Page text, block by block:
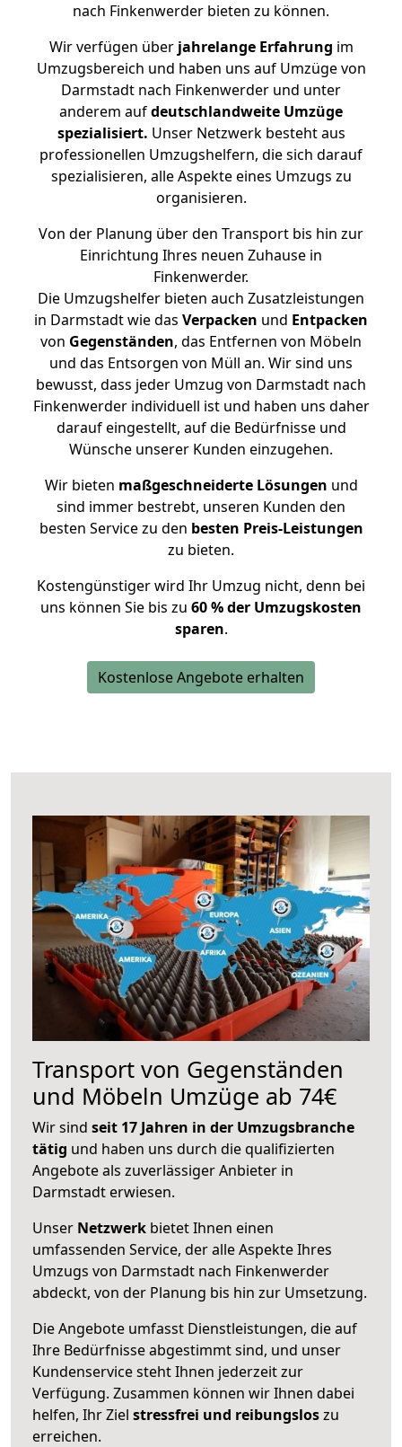
nach Finkenwerder bieten zu können.
Wir verfügen überjahrelange Erfahrung im
Umzugsbereich und haben uns auf Umzüge von
Darmstadt nach Finkenwerder und unter
anderem aufdeutschlandweite Umzüge
spezialisiert. Unser Netzwerk besteht aus
professionellen Umzugshelfern, die sich darauf
spezialisieren, alle Aspekte eines Umzugs zu
organisieren.
Von der Planung über den Transport bis hin zur
Einrichtung Ihres neuen Zuhause in
Finkenwerder.
Die Umzugshelfer bieten auch Zusatzleistungen
in Darmstadt wie das Verpacken und Entpacken
von Gegenständen, das Entfernen von Möbeln
und das Entsorgen von Müll an. Wir sind uns
bewusst, dass jeder Umzug von Darmstadt nach
Finkenwerder individuell ist und haben uns daher
darauf eingestellt, auf die Bedürfnisse und
Wünsche unserer Kunden einzugehen.
Wir bieten maßgeschneiderte Lösungen und
sind immer bestrebt, unseren Kunden den
besten Service zu den besten Preis-Leistungen
zu bieten.
Kostengünstiger wird Ihr Umzug nicht, denn bei
uns können Sie bis zu 60 % der Umzugskosten
sparen.
Kostenlose Angebote erhalten
Transport von Gegenständen
und Möbeln Umzüge ab 74€
Wir sind seit 17 Jahren in der Umzugsbranche
tätig und haben uns durch die qualifizierten
Angebote als zuverlässiger Anbieter in
Darmstadt erwiesen.
Unser Netzwerk bietet Ihnen einen
umfassenden Service, der alle Aspekte Ihres
Umzugs von Darmstadt nach Finkenwerder
abdeckt, von der Planung bis hin zur Umsetzung.
Die Angebote umfasst Dienstleistungen, die auf
Ihre Bedürfnisse abgestimmt sind, und unser
Kundenservice steht Ihnen jederzeit zur
Verfügung. Zusammen können wir Ihnen dabei
helfen, Ihr Ziel stressfrei und reibungsloszu
erreichen.